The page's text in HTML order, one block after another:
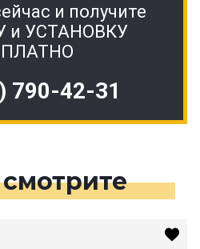
и получите
и УСТАНОВКУ
790-42-31